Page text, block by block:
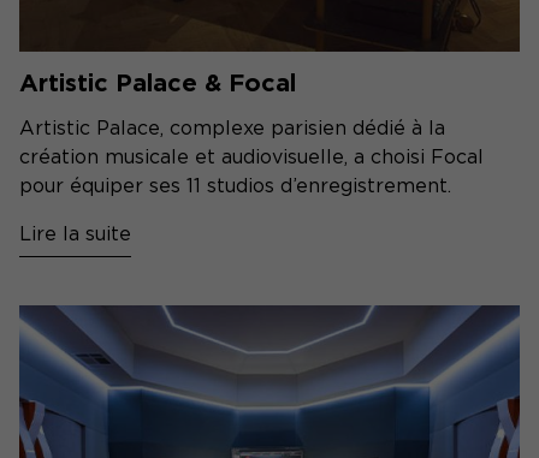
Artistic Palace & Focal
Artistic Palace, complexe parisien dédié à la
création musicale et audiovisuelle, a choisi Focal
pour équiper ses 11 studios d’enregistrement.
Lire la suite